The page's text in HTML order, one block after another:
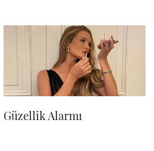
Güzellik Alarmı